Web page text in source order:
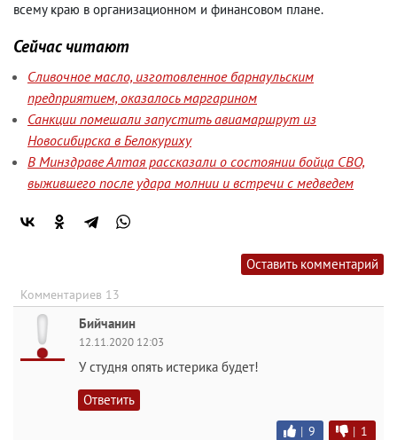
всему краю в организационном и финансовом плане.
Сейчас читают
Сливочное масло, изготовленное барнаульским
предприятием, оказалось маргарином
Санкции помешали запустить авиамаршрут из
Новосибирска в Белокуриху
В Минздраве Алтая рассказали о состоянии бойца СВО,
выжившего после удара молнии и встречи с медведем
Оставить комментарий
Комментариев 13
Бийчанин
12.11.2020 12:03
У студня опять истерика будет!
Ответить
| 9 | 1